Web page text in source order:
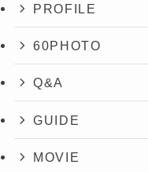
PROFILE
60PHOTO
Q&A
GUIDE
MOVIE